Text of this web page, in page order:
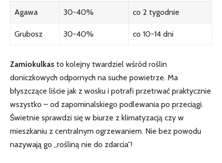
Agawa 30-40% co 2 tygodnie
Grubosz 30-40% co 10-14 dni
Zamiokulkas to kolejny‌ twardziel wśród roślin​
doniczkowych odpornych na suche powietrze. Ma
błyszczące ‍liście jak z wosku i‌ potrafi przetrwać praktycznie
wszystko – od zapominalskiego podlewania po⁢ przeciągi.‌
Świetnie sprawdzi się w⁣ biurze z klimatyzacją czy w
mieszkaniu z ⁤centralnym ogrzewaniem. ​Nie bez powodu⁢
nazywają ⁣go „rośliną nie do ⁤zdarcia”!